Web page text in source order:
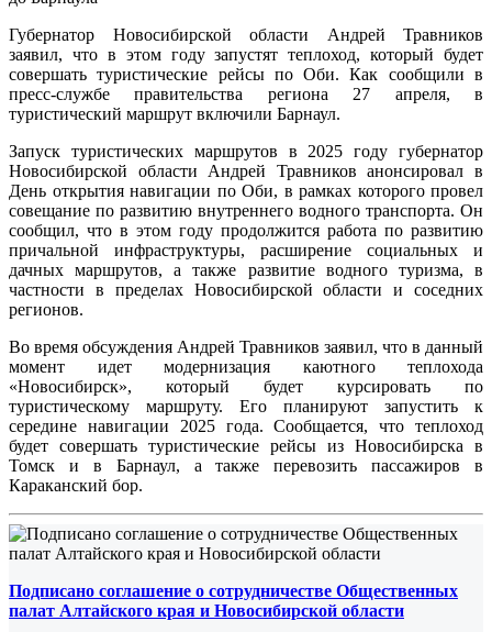
Губернатор Новосибирской области Андрей Травников
заявил, что в этом году запустят теплоход, который будет
совершать туристические рейсы по Оби. Как сообщили в
пресс-службе правительства региона 27 апреля, в
туристический маршрут включили Барнаул.
Запуск туристических маршрутов в 2025 году губернатор
Новосибирской области Андрей Травников анонсировал в
День открытия навигации по Оби, в рамках которого провел
совещание по развитию внутреннего водного транспорта. Он
сообщил, что в этом году продолжится работа по развитию
причальной инфраструктуры, расширение социальных и
дачных маршрутов, а также развитие водного туризма, в
частности в пределах Новосибирской области и соседних
регионов.
Во время обсуждения Андрей Травников заявил, что в данный
момент идет модернизация каютного теплохода
«Новосибирск», который будет курсировать по
туристическому маршруту. Его планируют запустить к
середине навигации 2025 года. Сообщается, что теплоход
будет совершать туристические рейсы из Новосибирска в
Томск и в Барнаул, а также перевозить пассажиров в
Караканский бор.
Подписано соглашение о сотрудничестве Общественных
палат Алтайского края и Новосибирской области